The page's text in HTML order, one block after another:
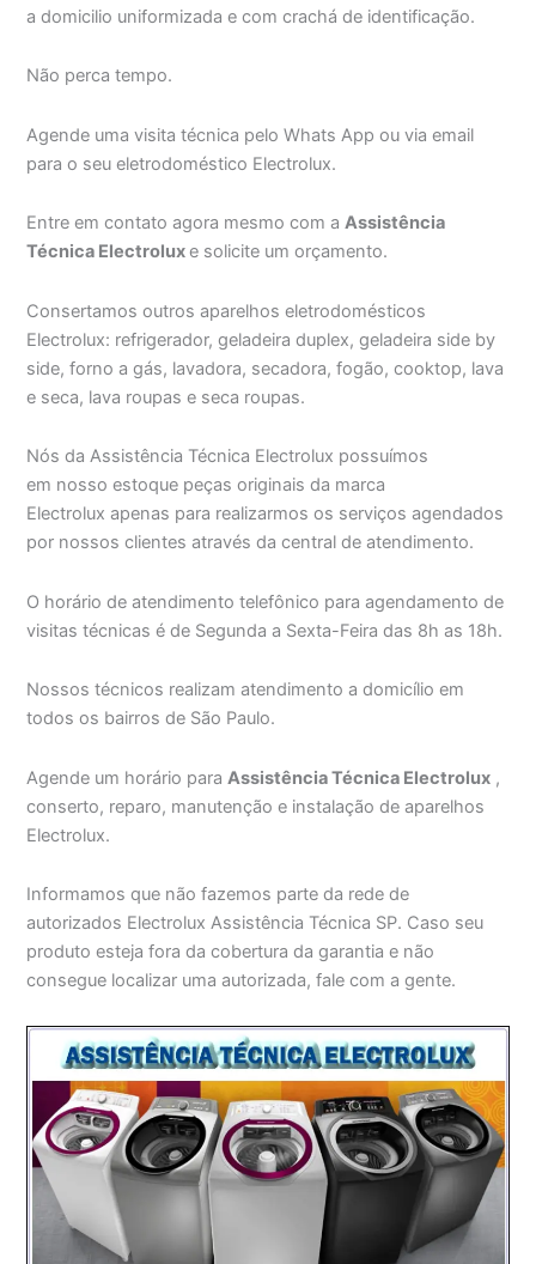
a domicilio uniformizada e com crachá de identificação.
Não perca tempo.
Agende uma visita técnica pelo Whats App ou via email
para o seu eletrodoméstico Electrolux.
Entre em contato agora mesmo com aAssistência
Técnica Electroluxe solicite um orçamento.
Consertamos outros aparelhos eletrodomésticos
Electrolux: refrigerador, geladeira duplex, geladeira side by
side, forno a gás, lavadora, secadora, fogão, cooktop, lava
e seca, lava roupas e seca roupas.
Nós da Assistência Técnica Electrolux possuímos
em nosso estoque peças originais da marca
Electrolux apenas para realizarmos os serviços agendados
por nossos clientes através da central de atendimento.
O horário de atendimento telefônico para agendamento de
visitas técnicas é de Segunda a Sexta-Feira das 8h as 18h.
Nossos técnicos realizam atendimento a domicílio em
todos os bairros de São Paulo.
Agende um horário paraAssistência Técnica Electrolux ,
conserto, reparo, manutenção e instalação de aparelhos
Electrolux.
Informamos que não fazemos parte da rede de
autorizados Electrolux Assistência Técnica SP. Caso seu
produto esteja fora da cobertura da garantia e não
consegue localizar uma autorizada, fale com a gente.